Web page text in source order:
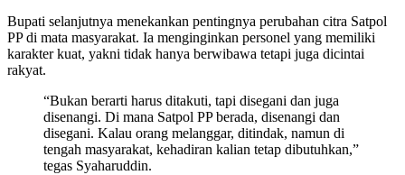
Bupati selanjutnya menekankan pentingnya perubahan citra Satpol
PP di mata masyarakat. Ia menginginkan personel yang memiliki
karakter kuat, yakni tidak hanya berwibawa tetapi juga dicintai
rakyat.
“Bukan berarti harus ditakuti, tapi disegani dan juga
disenangi. Di mana Satpol PP berada, disenangi dan
disegani. Kalau orang melanggar, ditindak, namun di
tengah masyarakat, kehadiran kalian tetap dibutuhkan,”
tegas Syaharuddin.